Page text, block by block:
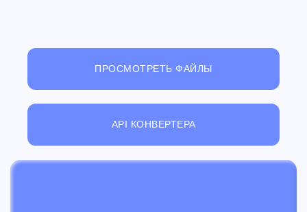
ПРОСМОТРЕТЬ ФАЙЛЫ
API КОНВЕРТЕРА